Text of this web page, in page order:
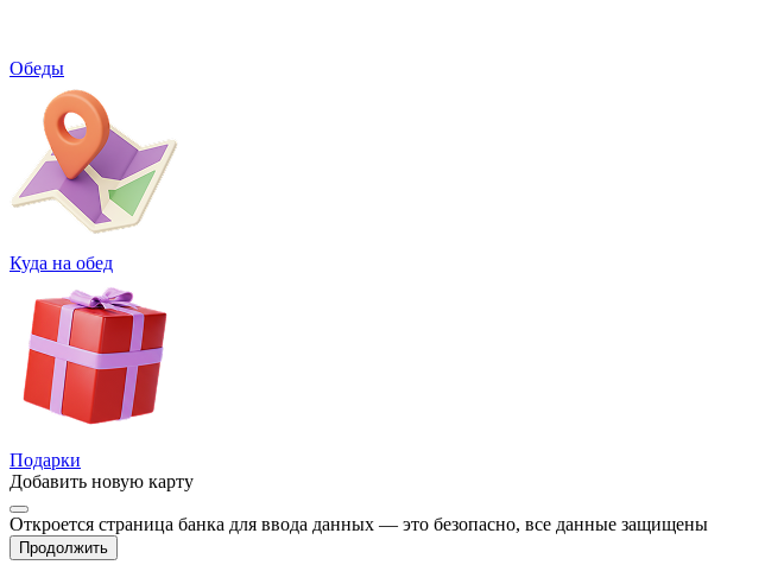
Обеды
Куда на обед
Подарки
Добавить новую карту
Откроется страница банка для ввода данных — это безопасно, все данные защищены
Продолжить